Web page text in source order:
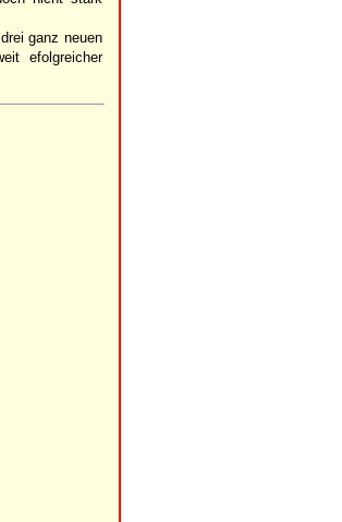
ganz neuen
efolgreicher